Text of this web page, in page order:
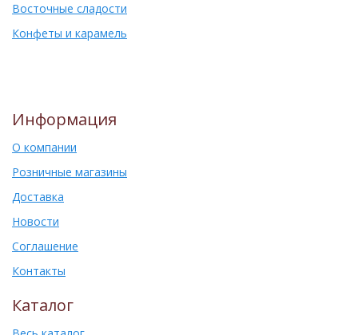
Восточные сладости
Конфеты и карамель
Информация
О компании
Розничные магазины
Доставка
Новости
Соглашение
Контакты
Каталог